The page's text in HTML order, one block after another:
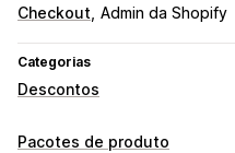
Checkout Admin da Shopify
Categorias
Descontos
Tipos de descontos
Pacotes de produto